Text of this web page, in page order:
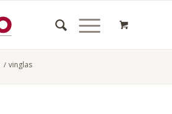
/ vinglas